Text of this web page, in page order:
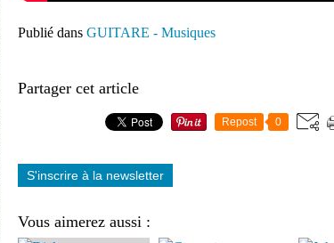
Publié dans GUITARE - Musiques
Partager cet article
Repost 0
S'inscrire à la newsletter
Vous aimerez aussi :